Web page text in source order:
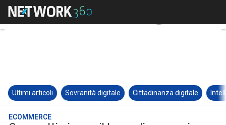
Ultimi articoli Sovranità digitale Cittadinanza digitale
ECOMMERCE